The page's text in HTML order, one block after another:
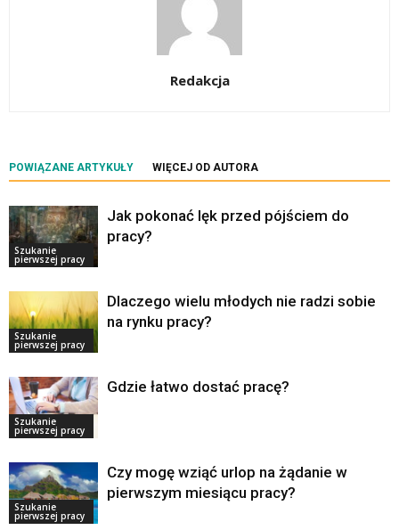
Redakcja
POWIĄZANE ARTYKUŁY WIĘCEJ OD AUTORA
Szukanie
pierwszej pracy
Jak pokonać lęk przed pójściem do
pracy?
Szukanie
pierwszej pracy
Dlaczego wielu młodych nie radzi sobie
na rynku pracy?
Szukanie
pierwszej pracy
Gdzie łatwo dostać pracę?
Szukanie
pierwszej pracy
Czy mogę wziąć urlop na żądanie w
pierwszym miesiącu pracy?